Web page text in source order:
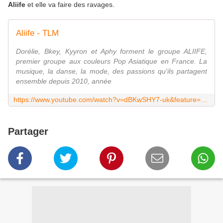
Aliife et elle va faire des ravages.
Aliife - TLM
Dorélie, Bkey, Kyyron et Aphy forment le groupe ALIIFE,
premier groupe aux couleurs Pop Asiatique en France. La
musique, la danse, la mode, des passions qu'ils partagent
ensemble depuis 2010, année
Partager